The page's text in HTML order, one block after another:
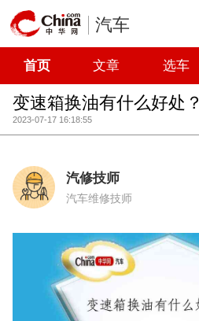
汽车
首页 文章 选车
变速箱换油有什么好处？
2023-07-17 16:18:55
汽修技师
汽车维修技师